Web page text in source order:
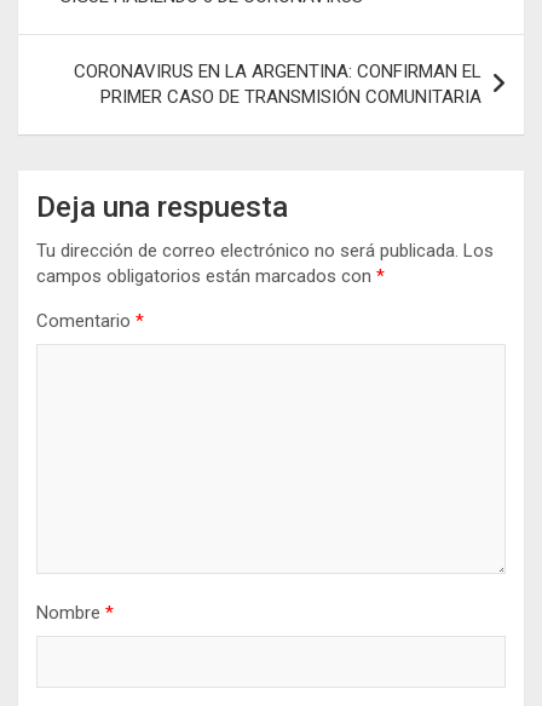
k
p
tir
entradas
CORONAVIRUS EN LA ARGENTINA: CONFIRMAN EL
PRIMER CASO DE TRANSMISIÓN COMUNITARIA
Deja una respuesta
Tu dirección de correo electrónico no será publicada. Los
campos obligatorios están marcados con *
Comentario *
Nombre *